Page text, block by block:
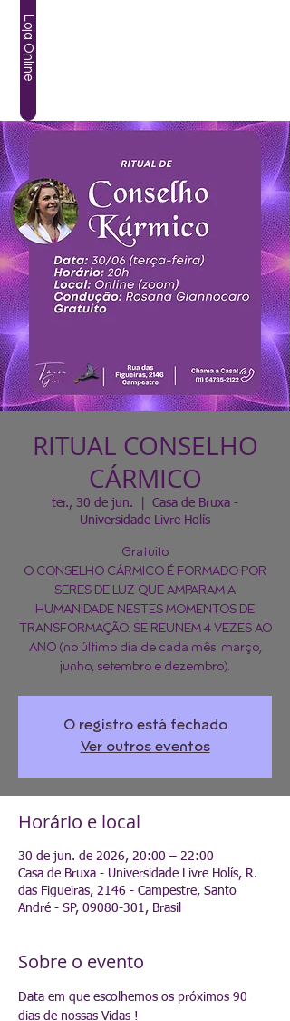
Loja Online
RITUAL CONSELHO
CÁRMICO
ter., 30 de jun.
Casa de Bruxa -
Universidade Livre Holís
Gratuito
O CONSELHO CÁRMICO É FORMADO POR
SERES DE LUZ QUE AMPARAM A
HUMANIDADE NESTES MOMENTOS DE
TRANSFORMAÇÃO. SE REUNEM 4 VEZES AO
ANO (no último dia de cada mês: março,
junho, setembro e dezembro).
O registro está fechado
Ver outros eventos
Horário e local
30 de jun. de 2026, 20:00 – 22:00
Casa de Bruxa - Universidade Livre Holís, R.
das Figueiras, 2146 - Campestre, Santo
André - SP, 09080-301, Brasil
Sobre o evento
Data em que escolhemos os próximos 90
dias de nossas Vidas !